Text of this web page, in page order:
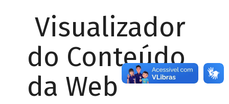
Visualizador
do Conteúdo
da Web